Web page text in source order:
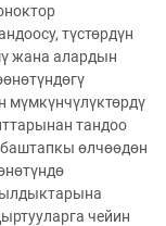
түстөрдүн
жана алардын
тандоо
өлчөөдөн
чейин